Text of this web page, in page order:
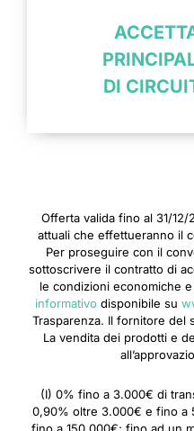
DI
Offerta valida fino al 31/
attuali che effettueranno il
Per proseguire con il
sottoscrivere il contratto di
le condizioni economiche
informativo disponibile su
Trasparenza. Il fornitore del
La vendita dei prodotti e
(I) 0% fino a 3.000€ di
0,90% oltre 3.000€ e fino a